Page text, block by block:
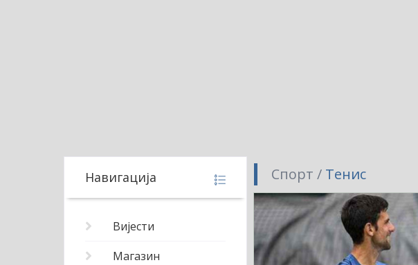
Навигација
Вијести
Магазин
Спорт / Тенис